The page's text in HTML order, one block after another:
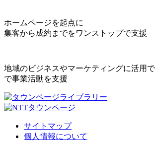
ホームページを起点に
集客から成約までをワンストップで支援
地域のビジネスやマーケティングに活用
で事業活動を支援
サイトマップ
個人情報について